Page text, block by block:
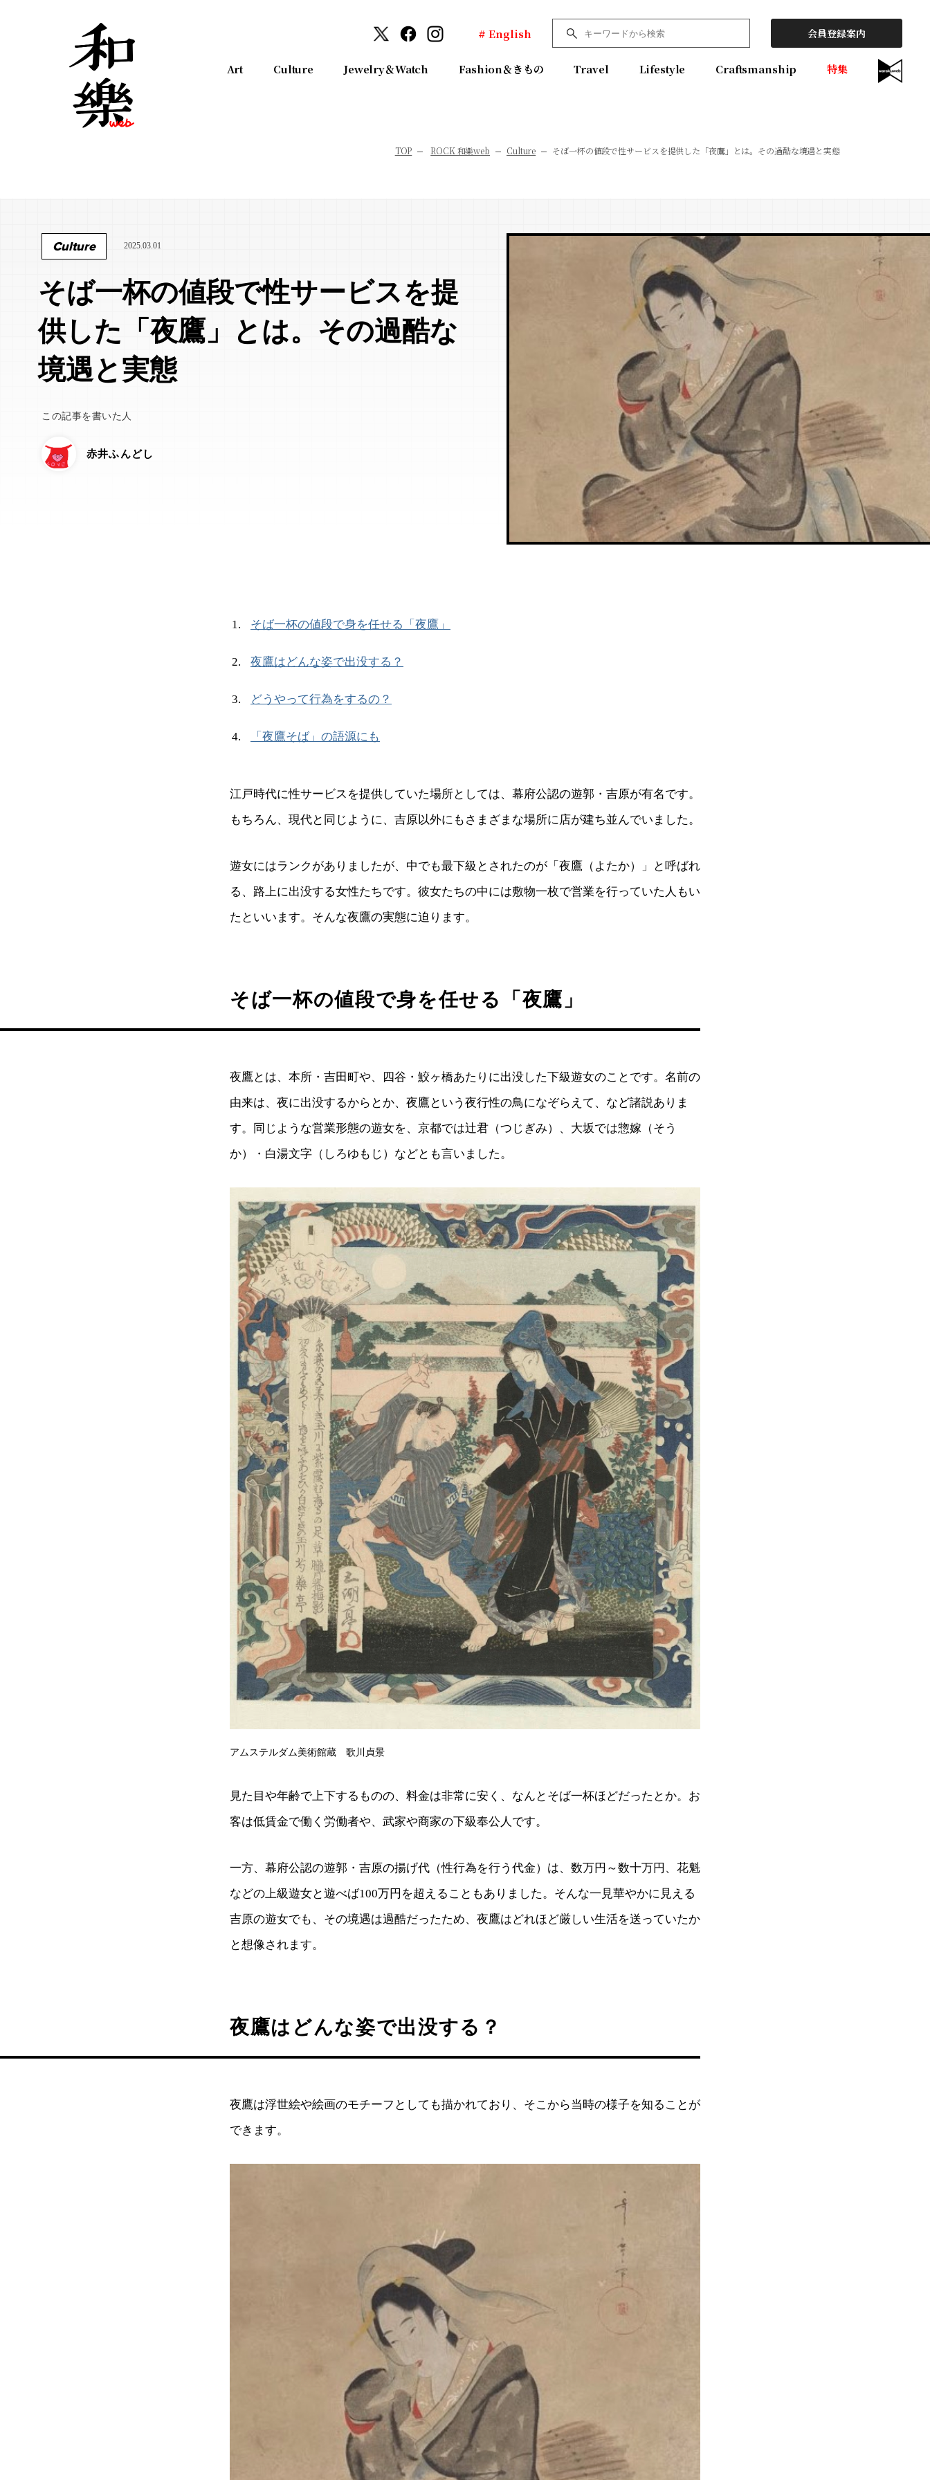
# English 会員登録案内
Art Culture Jewelry＆Watch Fashion＆きもの Travel Lifestyle Craftsmanship 特集
TOP ROCK 和樂web Culture そば一杯の値段で性サービスを提供した「夜鷹」とは。その過酷な境遇と実態
Culture 2025.03.01
そば一杯の値段で性サービスを提
供した「夜鷹」とは。その過酷な
境遇と実態
この記事を書いた人
赤井ふんどし
そば一杯の値段で身を任せる「夜鷹」
夜鷹はどんな姿で出没する？
どうやって行為をするの？
「夜鷹そば」の語源にも
江戸時代に性サービスを提供していた場所としては、幕府公認の遊郭・吉原が有名です。
もちろん、現代と同じように、吉原以外にもさまざまな場所に店が建ち並んでいました。
遊女にはランクがありましたが、中でも最下級とされたのが「夜鷹（よたか）」と呼ばれ
る、路上に出没する女性たちです。彼女たちの中には敷物一枚で営業を行っていた人もい
たといいます。そんな夜鷹の実態に迫ります。
そば一杯の値段で身を任せる「夜鷹」
夜鷹とは、本所・吉田町や、四谷・鮫ヶ橋あたりに出没した下級遊女のことです。名前の
由来は、夜に出没するからとか、夜鷹という夜行性の鳥になぞらえて、など諸説ありま
す。同じような営業形態の遊女を、京都では辻君（つじぎみ）、大坂では惣嫁（そう
か）・白湯文字（しろゆもじ）などとも言いました。
アムステルダム美術館蔵 歌川貞景
見た目や年齢で上下するものの、料金は非常に安く、なんとそば一杯ほどだったとか。お
客は低賃金で働く労働者や、武家や商家の下級奉公人です。
一方、幕府公認の遊郭・吉原の揚げ代（性行為を行う代金）は、数万円～数十万円、花魁
などの上級遊女と遊べば100万円を超えることもありました。そんな一見華やかに見える
吉原の遊女でも、その境遇は過酷だったため、夜鷹はどれほど厳しい生活を送っていたか
と想像されます。
夜鷹はどんな姿で出没する？
夜鷹は浮世絵や絵画のモチーフとしても描かれており、そこから当時の様子を知ることが
できます。